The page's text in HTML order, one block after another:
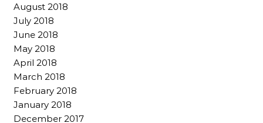
August 2018
July 2018
June 2018
May 2018
April 2018
March 2018
February 2018
January 2018
December 2017